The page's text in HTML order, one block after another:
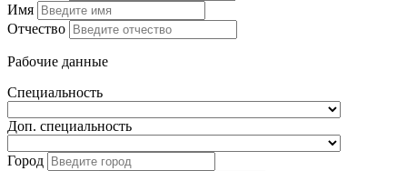
Имя
Отчество
Рабочие данные
Специальность
Доп. специальность
Город